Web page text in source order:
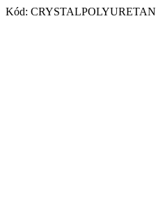
Kód: CRYSTALPOLYURETAN